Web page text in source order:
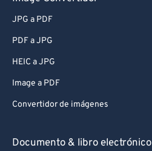
JPG a PDF
PDF a JPG
HEIC a JPG
Image a PDF
Convertidor de imágenes
Documento & libro electrónico